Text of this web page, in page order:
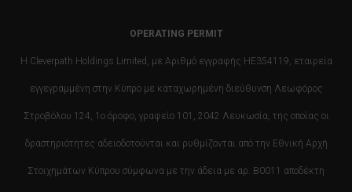
OPERATING PERMIT
Η Cleverpath Holdings Limited, με Αριθμό εγγραφής HE354119, εταιρεία
εγγεγραμμένη στην Κύπρο με καταχωρημένη διεύθυνση Λεωφόρος
Στροβόλου 124, 1ο όροφο, γραφείο 101, 2042 Λευκωσία, της οποίας οι
δραστηριότητες αδειοδοτούνται και ρυθμίζονται από την Εθνική Αρχή
Στοιχημάτων Κύπρου σύμφωνα με την άδεια με αρ. B0011 αποδέκτη